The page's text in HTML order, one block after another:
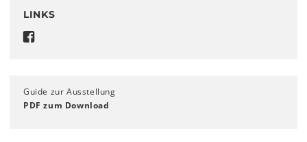
LINKS
Guide zur Ausstellung
PDF zum Download